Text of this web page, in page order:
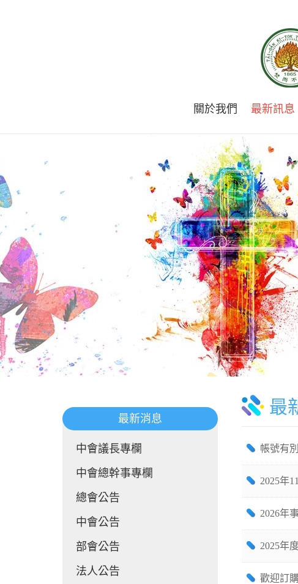
關於我們 最新訊息
最新消息
中會議長專欄
中會總幹事專欄
總會公告
中會公告
部會公告
法人公告
最
帳號有
2025年
2026年
2025年
歡迎訂